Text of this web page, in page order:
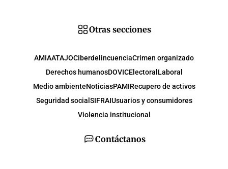
Contáctanos
Otras secciones
AMIAATAJOCiberdelincuenciaCrimen organizado
Derechos humanosDOVICElectoral Laboral
Medio ambienteNoticiasPAMIRecupero de activos
Seguridad social SIFRAIUsuarios y consumidores
Violencia institucional